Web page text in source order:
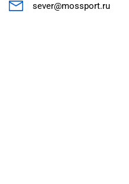
sever@mossport.ru